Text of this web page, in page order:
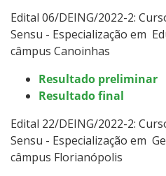
Edital 06/DEING/2022-2:
Sensu - Especialização em
câmpus Canoinhas
Resultado preliminar
Resultado final
Edital 22/DEING/2022-2:
Sensu - Especialização em
câmpus Florianópolis